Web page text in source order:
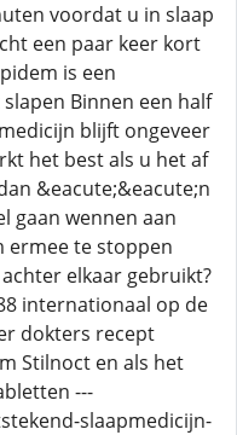
voordat u in slaap
een paar keer kort
is een
Binnen een half
blijft ongeveer
het best als u het af
&eacute;&eacute;n
gaan wennen aan
ermee te stoppen
elkaar gebruikt?
internationaal op de
dokters recept
Stilnoct en als het
---
slaapmedicijn-